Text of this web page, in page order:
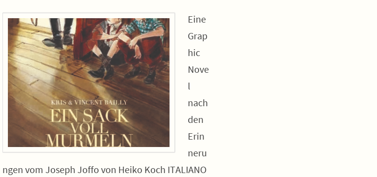
Eine
Grap
hic
Nove
l
nach
den
Erin
neru
ngen vom Joseph Joffo von Heiko Koch ITALIANO